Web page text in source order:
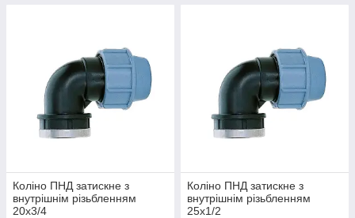
Коліно ПНД затискне з
внутрішнім різьбленням
20х3/4
Коліно ПНД затискне з
внутрішнім різьбленням
25х1/2